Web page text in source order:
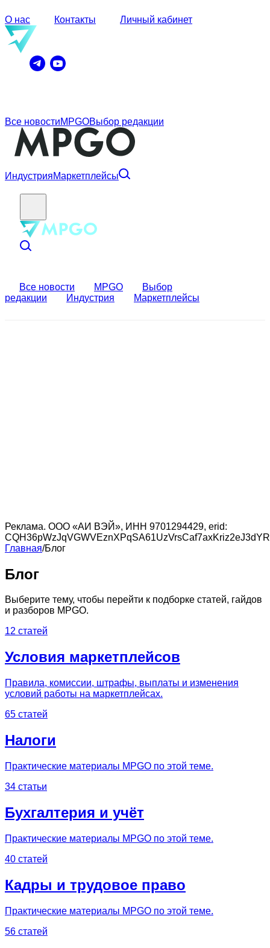
О нас Контакты Личный кабинет
Все новостиMPGOВыбор редакции
ИндустрияМаркетплейсы
Все новости MPGO
Выбор
редакции
Индустрия Маркетплейсы
Реклама. ООО «АИ ВЭЙ», ИНН 9701294429, erid:
CQH36pWzJqVGWVEznXPqSA61UzVrsCaf7axKriz2eJ3dYR
Главная/Блог
Блог
Выберите тему, чтобы перейти к подборке статей, гайдов
и разборов MPGO.
12 статей
Условия маркетплейсов
Правила, комиссии, штрафы, выплаты и изменения
условий работы на маркетплейсах.
65 статей
Налоги
Практические материалы MPGO по этой теме.
34 статьи
Бухгалтерия и учёт
Практические материалы MPGO по этой теме.
40 статей
Кадры и трудовое право
Практические материалы MPGO по этой теме.
56 статей